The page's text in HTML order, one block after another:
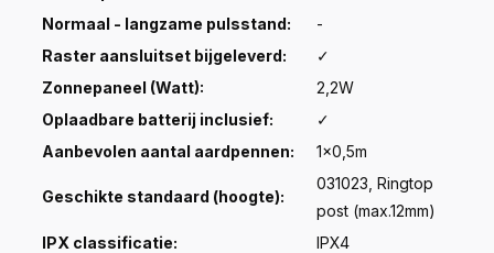
Normaal - langzame pulsstand:
-
Raster aansluitset bijgeleverd:
✓
Zonnepaneel (Watt):
2,2W
Oplaadbare batterij inclusief:
✓
Aanbevolen aantal aardpennen:
1x0,5m
Geschikte standaard (hoogte):
031023, Ringtop
post (max.12mm)
IPX classificatie:
IPX4